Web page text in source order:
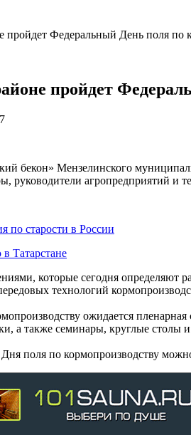
Федеральный День поля по
пройдет
7
бекон» Мензелинского
руководители
по старости в России
Татарстане
которые сегодня определяют
технологий
ожидается
а также семинары, круглые столы
поля по кормопроизводству